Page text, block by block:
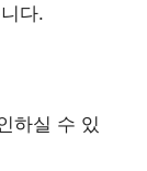
다.
하실 수 있